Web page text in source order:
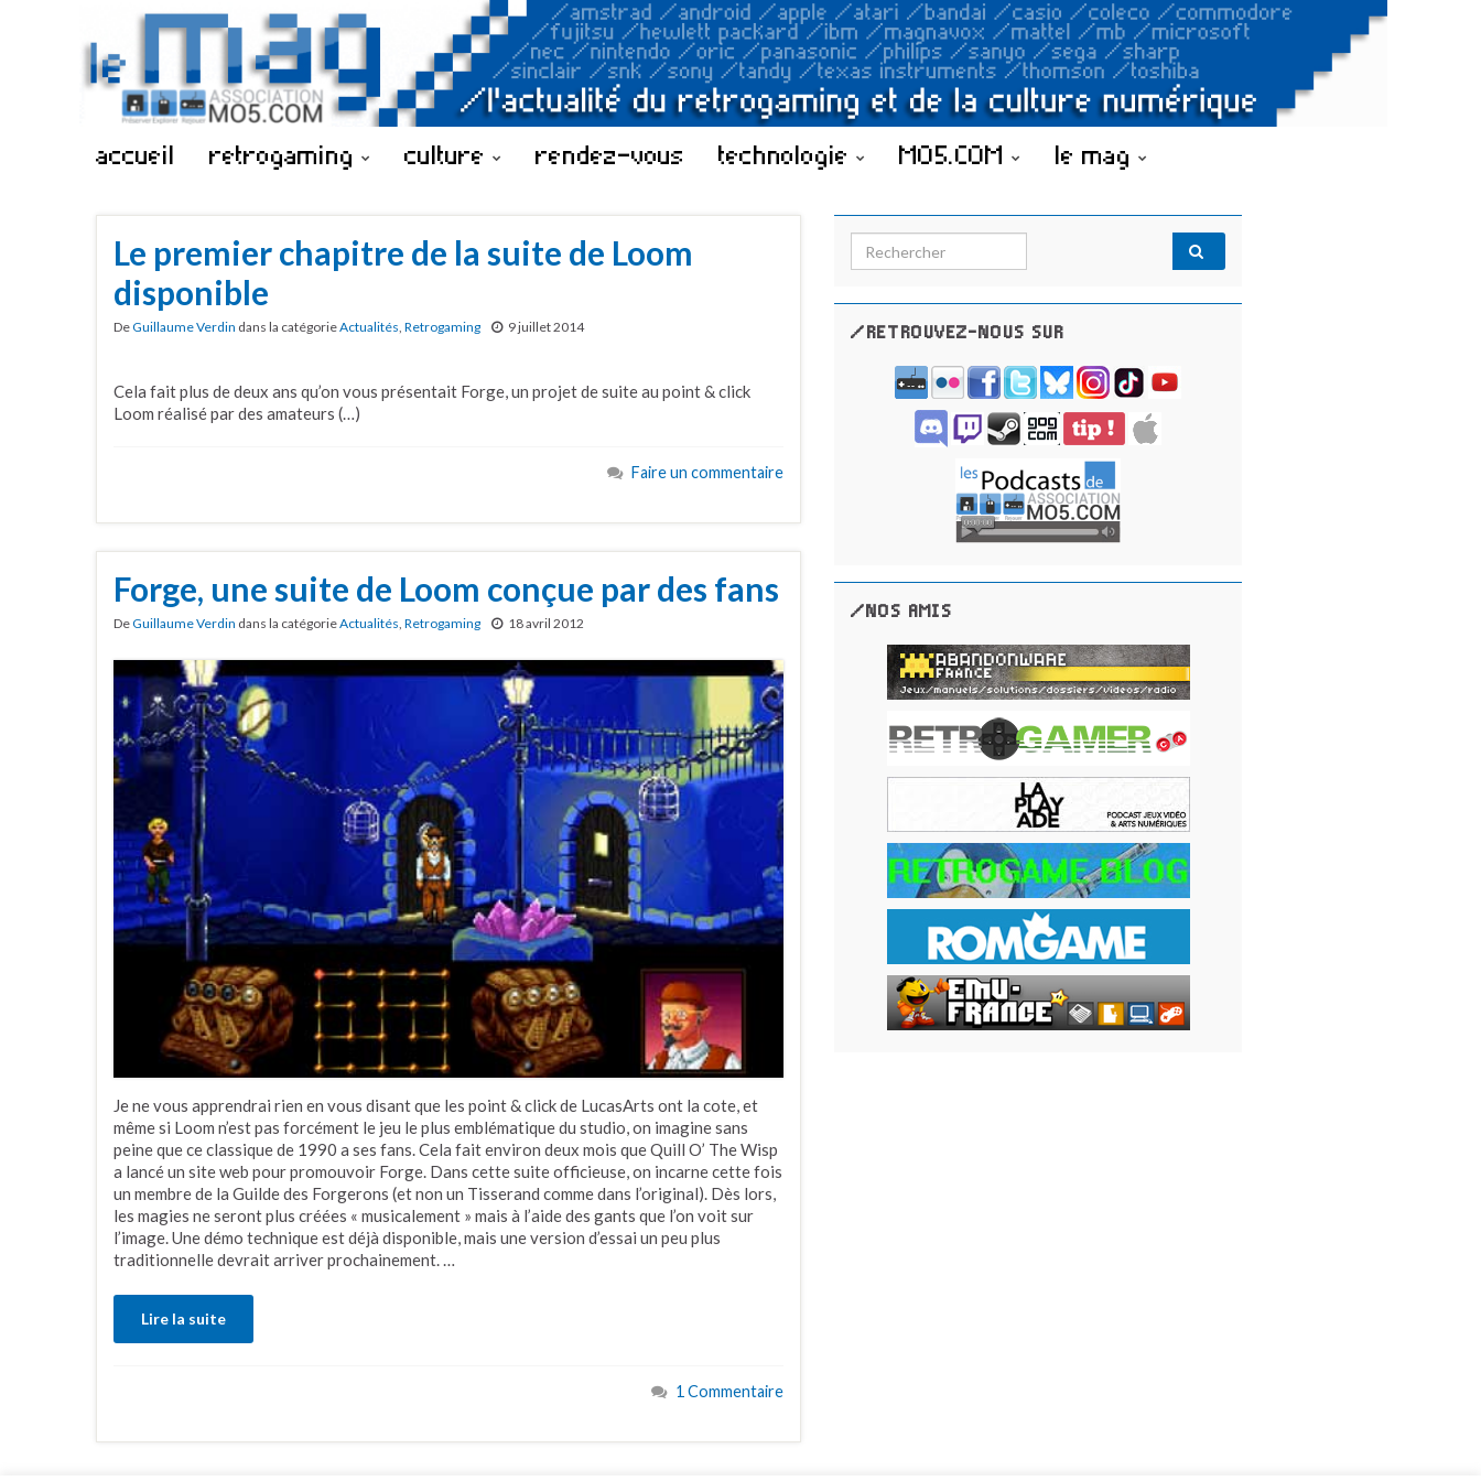
accueil retrogaming culture rendez-vous technologie MO5.COM le mag
Le premier chapitre de la suite de Loom
disponible
DeGuillaume Verdin dans la catégorieActualités, Retrogaming 9 juillet 2014
Cela fait plus de deux ans qu’on vous présentait Forge, un projet de suite au point & click
Loom réalisé par des amateurs (…)
Faire un commentaire
Forge, une suite de Loom conçue par des fans
DeGuillaume Verdin dans la catégorieActualités Retrogaming 18 avril 2012
Je ne vous apprendrai rien en vous disant que les point & click de LucasArts ont la cote, et
même si Loom n’est pas forcément le jeu le plus emblématique du studio, on imagine sans
peine que ce classique de 1990 a ses fans. Cela fait environ deux mois que Quill O’ The Wisp
a lancé un site web pour promouvoir Forge. Dans cette suite officieuse, on incarne cette fois
un membre de la Guilde des Forgerons (et non un Tisserand comme dans l’original). Dès lors,
les magies ne seront plus créées « musicalement » mais à l’aide des gants que l’on voit sur
l’image. Une démo technique est déjà disponible, mais une version d’essai un peu plus
traditionnelle devrait arriver prochainement. …
Lire la suite
1 Commentaire
Search for:
/RETROUVEZ-NOUS SUR
/NOS AMIS